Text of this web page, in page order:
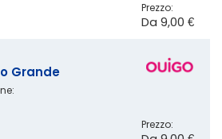
Prezzo:
Da 9,00 €
Grande
Prezzo: